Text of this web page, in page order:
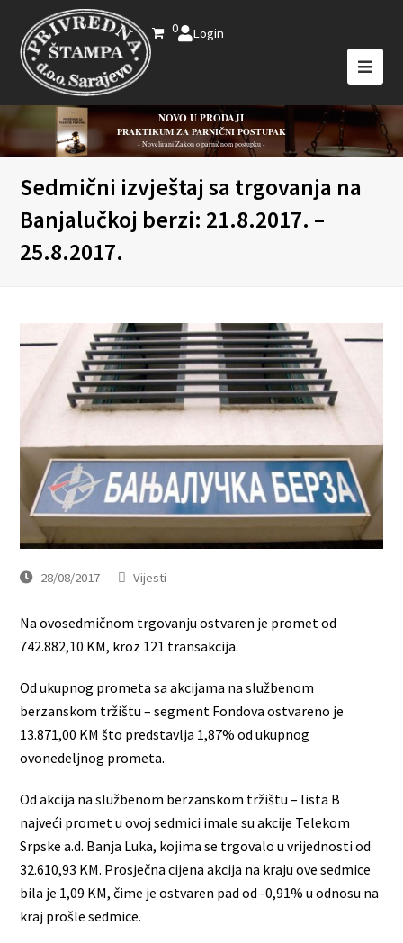
0 Login
NOVO U PRODAJI
PRAKTIKUM ZA PARNIČNI POSTUPAK
- Novelirani Zakon o parničnom postupku -
Sedmični izvještaj sa trgovanja na
Banjalučkoj berzi: 21.8.2017. –
25.8.2017.
28/08/2017 Vijesti
Na ovosedmičnom trgovanju ostvaren je promet od
742.882,10 KM, kroz 121 transakcija.
Od ukupnog prometa sa akcijama na službenom
berzanskom tržištu – segment Fondova ostvareno je
13.871,00 KM što predstavlja 1,87% od ukupnog
ovonedeljnog prometa.
Od akcija na službenom berzanskom tržištu – lista B
najveći promet u ovoj sedmici imale su akcije Telekom
Srpske a.d. Banja Luka, kojima se trgovalo u vrijednosti od
32.610,93 KM. Prosječna cijena akcija na kraju ove sedmice
bila je 1,09 KM, čime je ostvaren pad od -0,91% u odnosu na
kraj prošle sedmice.